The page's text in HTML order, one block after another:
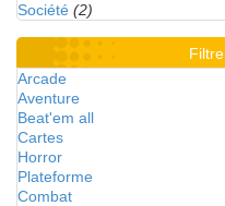
Société (2)
Arcade
Aventure
Beat'em all
Cartes
Horror
Plateforme
Combat